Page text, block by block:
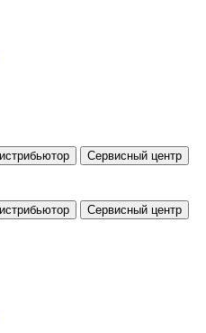
Сервисный центр
Сервисный центр